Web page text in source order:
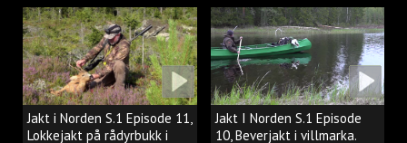
Jakt i Norden S.1 Episode 11,
Lokkejakt på rådyrbukk i
Jakt I Norden S.1 Episode
10, Beverjakt i villmarka.